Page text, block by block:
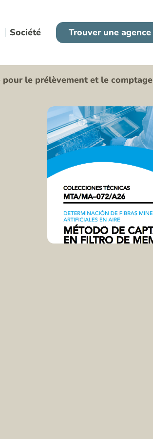
Société Trouver une agence
France
Espagne
le prélèvement et le comptage